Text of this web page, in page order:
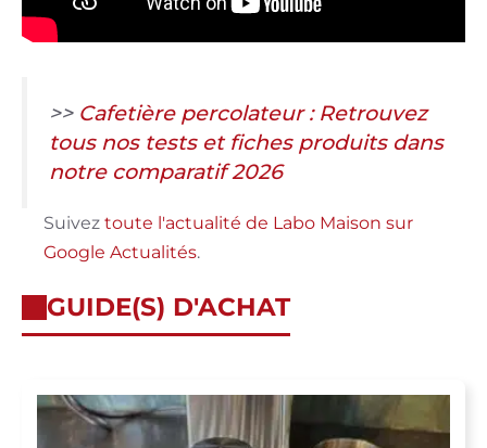
>> Cafetière percolateur : Retrouvez
tous nos tests et fiches produits dans
notre comparatif 2026
Suivez toute l'actualité de Labo Maison sur
Google Actualités.
GUIDE(S) D'ACHAT